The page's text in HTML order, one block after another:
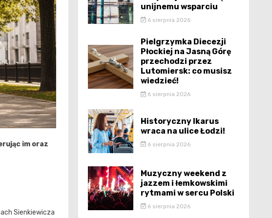
im oraz
Sienkiewicza
unijnemu wsparciu
6 sierpnia 2026
Pielgrzymka Diecezji
Płockiej na Jasną Górę
przechodzi przez
Lutomiersk: co musisz
wiedzieć!
6 sierpnia 2026
Historyczny Ikarus
wraca na ulice Łodzi!
6 sierpnia 2026
Muzyczny weekend z
jazzem i łemkowskimi
rytmami w sercu Polski
6 sierpnia 2026